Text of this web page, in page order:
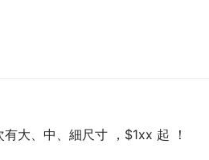
大、中、細尺寸 ，$1xx 起 ！